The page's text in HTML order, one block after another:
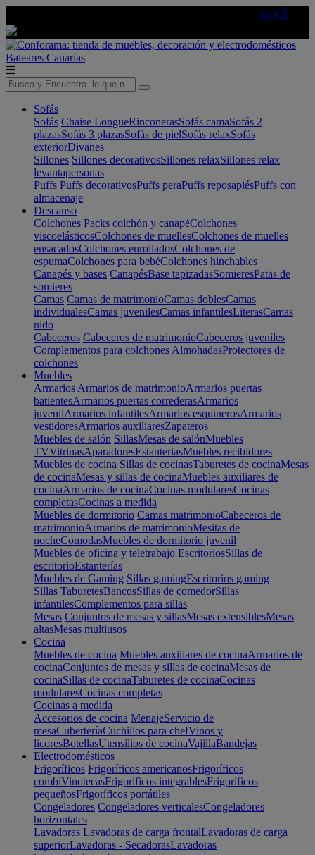
AQUÍ
Baleares Canarias
Sofás
Sofás Chaise LongueRinconerasSofás camaSofás 2
plazasSofás 3 plazasSofás de pielSofás relaxSofás
exteriorDivanes
Sillones Sillones decorativosSillones relaxSillones relax
levantapersonas
Puffs Puffs decorativosPuffs peraPuffs reposapiésPuffs con
almacenaje
Descanso
Colchones Packs colchón y canapéColchones
viscoelásticosColchones de muellesColchones de muelles
ensacadosColchones enrolladosColchones de
espumaColchones para bebéColchones hinchables
Canapés y bases CanapésBase tapizadasSomieresPatas de
somieres
Camas Camas de matrimonioCamas doblesCamas
individualesCamas juvenilesCamas infantilesLiterasCamas
nido
Cabeceros Cabeceros de matrimonioCabeceros juveniles
Complementos para colchones AlmohadasProtectores de
colchones
Muebles
Armarios Armarios de matrimonioArmarios puertas
batientesArmarios puertas correderasArmarios
juvenilArmarios infantilesArmarios esquinerosArmarios
vestidoresArmarios auxiliaresZapateros
Muebles de salón SillasMesas de salónMuebles
TVVitrinasAparadoresEstanteriasMuebles recibidores
Muebles de cocina Sillas de cocinasTaburetes de cocinaMesas
de cocinaMesas y sillas de cocinaMuebles auxiliares de
cocinaArmarios de cocinaCocinas modularesCocinas
completasCocinas a medida
Muebles de dormitorio Camas matrimonioCabeceros de
matrimonioArmarios de matrimonioMesitas de
nocheComodasMuebles de dormitorio juvenil
Muebles de oficina y teletrabajo EscritoriosSillas de
escritorioEstanterías
Muebles de Gaming Sillas gamingEscritorios gaming
Sillas TaburetesBancosSillas de comedorSillas
infantilesComplementos para sillas
Mesas Conjuntos de mesas y sillasMesas extensiblesMesas
altasMesas multiusos
Cocina
Muebles de cocina Muebles auxiliares de cocinaArmarios de
cocinaConjuntos de mesas y sillas de cocinaMesas de
cocinaSillas de cocinaTaburetes de cocinaCocinas
modularesCocinas completas
Cocinas a medida
Accesorios de cocina MenajeServicio de
mesaCuberteríaCuchillos para chefVinos y
licoresBotellasUtensilios de cocinaVajillaBandejas
Electrodomésticos
Frigoríficos Frigoríficos americanosFrigoríficos
combiVinotecasFrigoríficos integrablesFrigoríficos
pequeñosFrigoríficos portátiles
Congeladores Congeladores verticalesCongeladores
horizontales
Lavadoras Lavadoras de carga frontalLavadoras de carga
superiorLavadoras - SecadorasLavadoras